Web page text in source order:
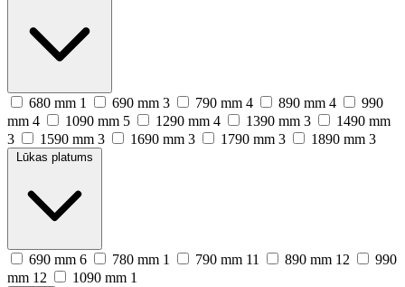
680 mm 1 690 mm 3 790 mm 4 890 mm 4
990
mm 4 1090 mm 5 1290 mm 4 1390 mm 3
1490 mm
3
1590 mm 3 1690 mm 3 1790 mm 3 1890 mm 3
Lūkas platums
690 mm 6 780 mm 1 790 mm 11 890 mm 12
990
mm 12 1090 mm 1